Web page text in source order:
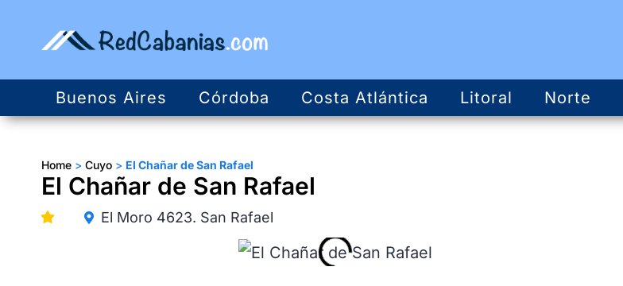
Buenos Aires Córdoba Costa Atlántica Litoral Norte
Home > Cuyo > El Chañar de San Rafael
El Chañar de San Rafael
El Moro 4623. San Rafael